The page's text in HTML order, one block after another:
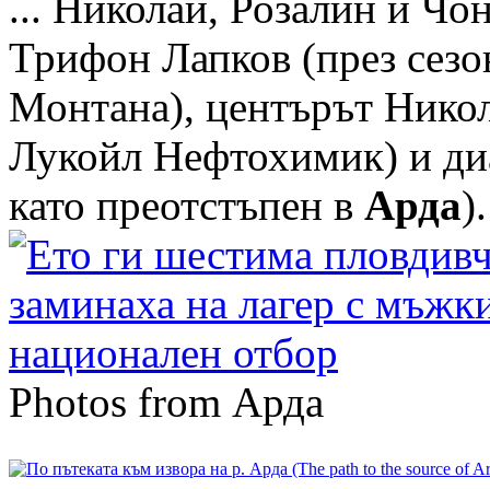
Трифон Лапков (през
Монтана), центърът
Лукойл Нефтохимик) и
като преотстъпен в Арда).
Photos from Арда